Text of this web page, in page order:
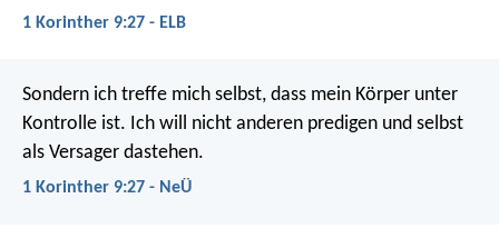
1 Korinther 9:27 - ELB
Sondern ich treffe mich selbst, dass mein Körper unter
Kontrolle ist. Ich will nicht anderen predigen und selbst
als Versager dastehen.
1 Korinther 9:27 - NeÜ